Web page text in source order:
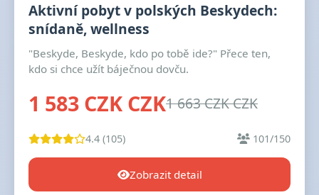
Aktivní pobyt v polských Beskydech:
snídaně, wellness
"Beskyde, Beskyde, kdo po tobě ide?" Přece ten,
kdo si chce užít báječnou dovču.
1 583 CZK CZK1 663 CZK CZK
4.4 (105) 101/150
Zobrazit detail